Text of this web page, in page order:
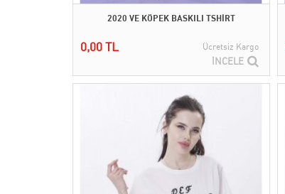
2020 VE KÖPEK BASKILI TSHİRT
0,00 TL Ücretsiz Kargo
İNCELE